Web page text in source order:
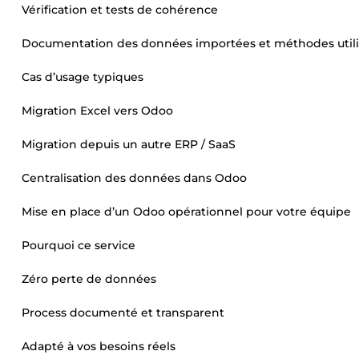
Vérification et tests de cohérence
Documentation des données importées et méthodes
Cas d’usage typiques
Migration Excel vers Odoo
Migration depuis un autre ERP / SaaS
Centralisation des données dans Odoo
Mise en place d’un Odoo opérationnel pour votre équipe
Pourquoi ce service
Zéro perte de données
Process documenté et transparent
Adapté à vos besoins réels